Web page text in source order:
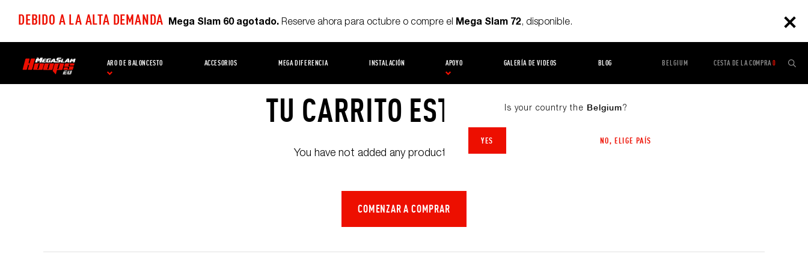
DEBIDO A LA ALTA DEMANDA Mega Slam 60 agotado. Reserve ahora para octubre o compre el Mega Slam 72, disponible.
ARO DE BALONCESTO ACCESORIOS MEGA DIFERENCIA INSTALACIÓN APOYO GALERÍA DE VIDEOS BLOG BELGIUM
Is your country the Belgium?
YES NO, ELIGE PAÍS
CESTA DE LA COMPRA0
TU CARRITO ESTA VACÍO (0)
You have not added any products to your cart.
COMENZAR A COMPRAR